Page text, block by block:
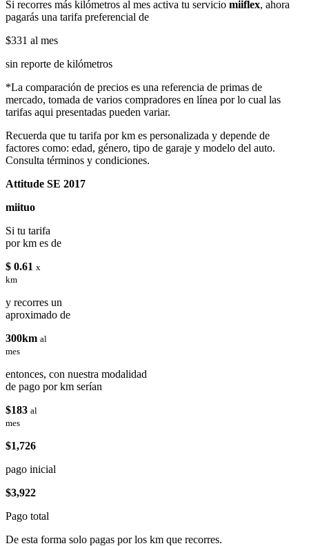
Si recorres más kilómetros al mes activa tu servicio miiflex, ahora
pagarás una tarifa preferencial de
$331 al mes
sin reporte de kilómetros
*La comparación de precios es una referencia de primas de
mercado, tomada de varios compradores en línea por lo cual las
tarifas aqui presentadas pueden variar.
Recuerda que tu tarifa por km es personalizada y depende de
factores como: edad, género, tipo de garaje y modelo del auto.
Consulta términos y condiciones.
Attitude SE 2017
miituo
Si tu tarifa
por km es de
$ 0.61 x
km
y recorres un
aproximado de
300km al
mes
entonces, con nuestra modalidad
de pago por km serían
$183 al
mes
$1,726
pago inicial
$3,922
Pago total
De esta forma solo pagas por los km que recorres.